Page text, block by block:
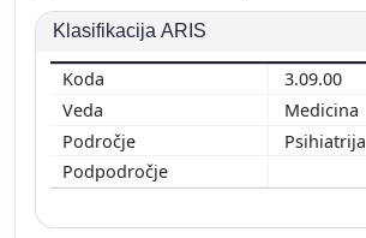
Klasifikacija ARIS
3.09.00
Medicina
Psihiatrija